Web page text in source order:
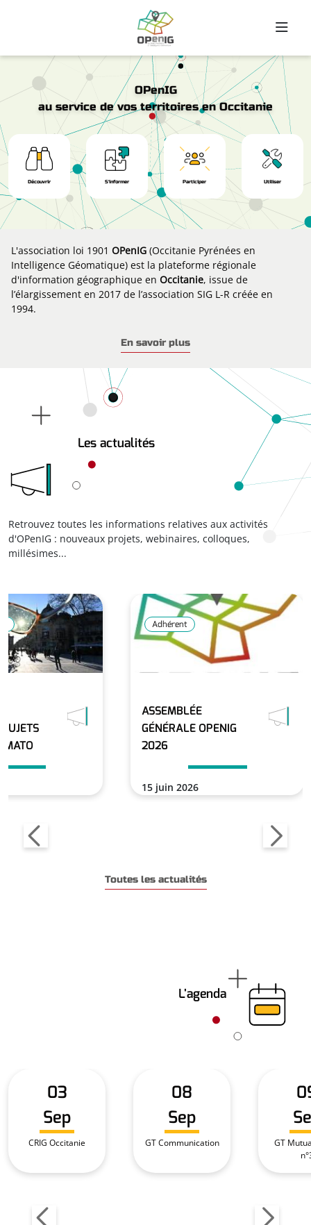
OPenIG
au service de vos territoires en Occitanie
Découvrir S'informer Participer Utiliser
L'association loi 1901 OPenIG (Occitanie Pyrénées en
Intelligence Géomatique) est la plateforme régionale
d'information géographique en Occitanie, issue de
l’élargissement en 2017 de l’association SIG L-R créée en
1994.
majoritairement des collectivités, en proposant des
Géographiques et Ouvertes, IDGO), d’expertise, d’animation
de groupes de travail et d’accompagnement autour de la
donnée géographique.
En savoir plus
Les actualités
Retrouvez toutes les informations relatives aux activités
d'OPenIG : nouveaux projets, webinaires, colloques,
millésimes...
Adhérent
ASSEMBLÉE
GÉNÉRALE OPENIG
2026
15 juin 2026
Toutes les actualités
L'agenda
03
Sep
CRIG Occitanie
08
Sep
GT Communication
GT